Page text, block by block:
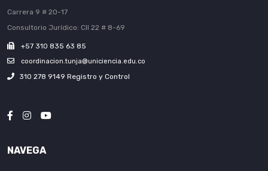
Carrera 9 # 20-17
Consultorio Jurídico: Cll 22 # 8-69
+57 310 835 63 85
coordinacion.tunja@uniciencia.edu.co
310 278 9149 Registro y Control
NAVEGA